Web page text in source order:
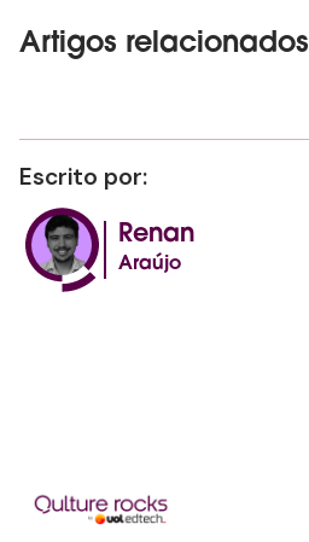
Artigos relacionados
Escrito por:
Renan
Araújo